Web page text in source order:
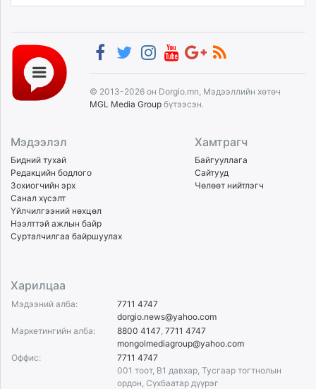
© 2013-2026 он Dorgio.mn, Мэдээллийн хөтөч
MGL Media Group бүтээсэн.
Мэдээлэл
Бидний тухай
Редакцийн бодлого
Зохиогчийн эрх
Санал хүсэлт
Үйлчилгээний нөхцөл
Нээлттэй ажлын байр
Сурталчилгаа байршуулах
Хамтрагч
Байгууллага
Сайтууд
Чөлөөт нийтлэгч
Харилцаа
Мэдээний алба:
7711 4747
dorgio.news@yahoo.com
Маркетингийн алба:
8800 4147 7711 4747
mongolmediagroup@yahoo.com
Оффис:
7711 4747
001 тоот, B1 давхар, Тусгаар тогтнолын
ордон, Сүхбаатар дүүрэг